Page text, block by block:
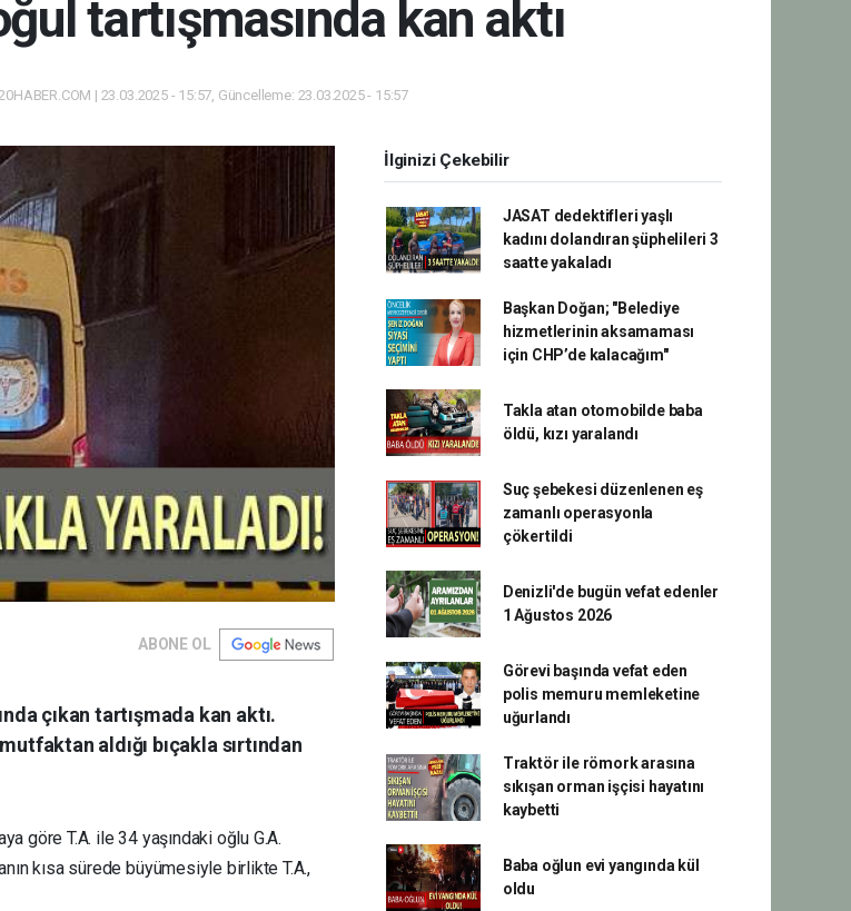
tartışmasında kan aktı
| 23.03.2025 - 15:57, Güncelleme: 23.03.2025 - 15:57
ABONE OL
çıkan tartışmada kan aktı.
aldığı bıçakla sırtından
göre T.A. ile 34 yaşındaki oğlu G.A.
kısa sürede büyümesiyle birlikte T.A.,
İlginizi Çekebilir
JASAT dedektifleri yaşlı
kadını dolandıran şüphelileri 3
saatte yakaladı
Başkan Doğan; "Belediye
hizmetlerinin aksamaması
için CHP’de kalacağım"
Takla atan otomobilde baba
öldü, kızı yaralandı
Suç şebekesi düzenlenen eş
zamanlı operasyonla
çökertildi
Denizli'de bugün vefat edenler
1 Ağustos 2026
Görevi başında vefat eden
polis memuru memleketine
uğurlandı
Traktör ile römork arasına
sıkışan orman işçisi hayatını
kaybetti
Baba oğlun evi yangında kül
oldu